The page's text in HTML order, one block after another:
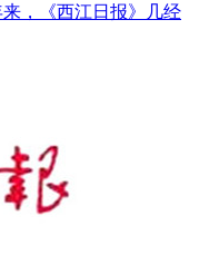
，《西江日报》几经